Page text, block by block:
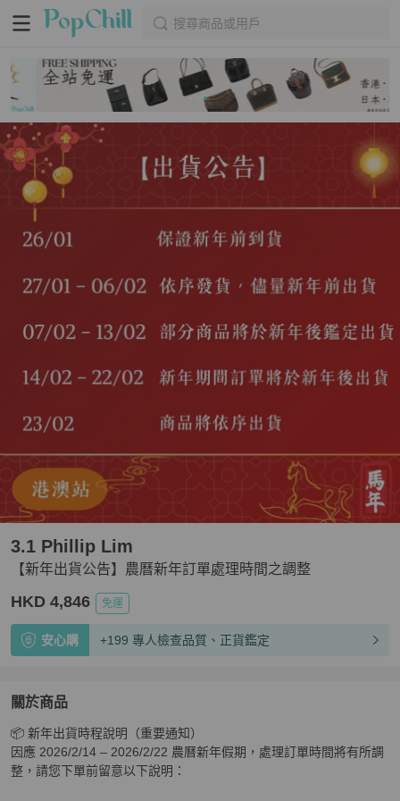
搜尋商品或用戶
【新年出貨公告】農曆新年訂單處理時間之調整
3.1 Phillip Lim
HKD 4,846 免運
安心購 +199 專人檢查品質、正貨鑑定
關於商品
關於【新年出貨公告】農曆新年訂單處理時間之調整
📦 新年出貨時程說明（重要通知）
因應 2026/2/14 – 2026/2/22 農曆新年假期，處理訂單時間將有所調
整，請您下單前留意以下說明：